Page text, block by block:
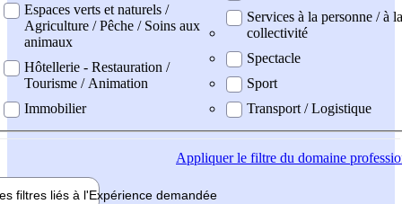
Espaces verts et naturels /
Agriculture / Pêche / Soins aux
animaux
Hôtellerie - Restauration /
Tourisme / Animation
Immobilier
Services à la personne / à la
collectivité
Spectacle
Sport
Transport / Logistique
Appliquerle filtre du domaine
filtres liés à l'Expérience demandée